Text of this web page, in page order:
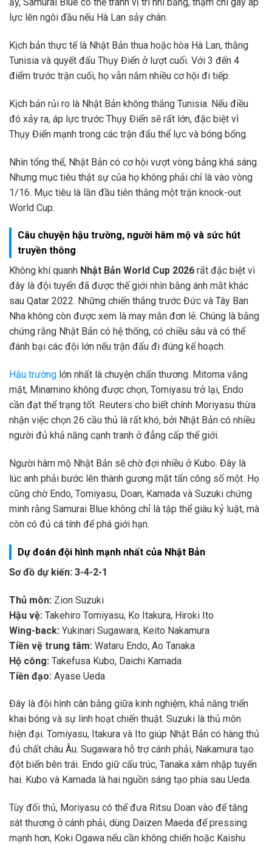
lực lên ngôi đầu nếu Hà Lan sảy chân.
Kịch bản thực tế là Nhật Bản thua hoặc hòa Hà Lan, thắng
Tunisia và quyết đấu Thụy Điển ở lượt cuối. Với 3 đến 4
điểm trước trận cuối, họ vẫn nắm nhiều cơ hội đi tiếp.
Kịch bản rủi ro là Nhật Bản không thắng Tunisia. Nếu điều
đó xảy ra, áp lực trước Thụy Điển sẽ rất lớn, đặc biệt vì
Thụy Điển mạnh trong các trận đấu thể lực và bóng bổng.
Nhìn tổng thể, Nhật Bản có cơ hội vượt vòng bảng khá sáng.
Nhưng mục tiêu thật sự của họ không phải chỉ là vào vòng
1/16. Mục tiêu là lần đầu tiên thắng một trận knock-out
World Cup.
Câu chuyện hậu trường, người hâm mộ và sức hút
truyền thông
Không khí quanh Nhật Bản World Cup 2026 rất đặc biệt vì
đây là đội tuyển đã được thế giới nhìn bằng ánh mắt khác
sau Qatar 2022. Những chiến thắng trước Đức và Tây Ban
Nha không còn được xem là may mắn đơn lẻ. Chúng là bằng
chứng rằng Nhật Bản có hệ thống, có chiều sâu và có thể
đánh bại các đội lớn nếu trận đấu đi đúng kế hoạch.
Hậu trường lớn nhất là chuyện chấn thương. Mitoma vắng
mặt, Minamino không được chọn, Tomiyasu trở lại, Endo
cần đạt thể trạng tốt. Reuters cho biết chính Moriyasu thừa
nhận việc chọn 26 cầu thủ là rất khó, bởi Nhật Bản có nhiều
người đủ khả năng cạnh tranh ở đẳng cấp thế giới.
Người hâm mộ Nhật Bản sẽ chờ đợi nhiều ở Kubo. Đây là
lúc anh phải bước lên thành gương mặt tấn công số một. Họ
cũng chờ Endo, Tomiyasu, Doan, Kamada và Suzuki chứng
minh rằng Samurai Blue không chỉ là tập thể giàu kỷ luật, mà
còn có đủ cá tính để phá giới hạn.
Dự đoán đội hình mạnh nhất của Nhật Bản
Sơ đồ dự kiến: 3-4-2-1
Thủ môn: Zion Suzuki
Hậu vệ: Takehiro Tomiyasu, Ko Itakura, Hiroki Ito
Wing-back: Yukinari Sugawara, Keito Nakamura
Tiền vệ trung tâm: Wataru Endo, Ao Tanaka
Hộ công: Takefusa Kubo, Daichi Kamada
Tiền đạo: Ayase Ueda
Đây là đội hình cân bằng giữa kinh nghiệm, khả năng triển
khai bóng và sự linh hoạt chiến thuật. Suzuki là thủ môn
hiện đại. Tomiyasu, Itakura và Ito giúp Nhật Bản có hàng thủ
đủ chất châu Âu. Sugawara hỗ trợ cánh phải, Nakamura tạo
đột biến bên trái. Endo giữ cấu trúc, Tanaka xâm nhập tuyến
hai. Kubo và Kamada là hai nguồn sáng tạo phía sau Ueda.
Tùy đối thủ, Moriyasu có thể đưa Ritsu Doan vào để tăng
sát thương ở cánh phải, dùng Daizen Maeda để pressing
mạnh hơn, Koki Ogawa nếu cần không chiến hoặc Kaishu